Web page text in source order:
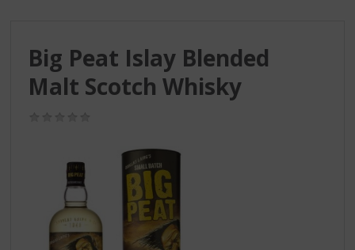
Big Peat Islay Blended
Malt Scotch Whisky